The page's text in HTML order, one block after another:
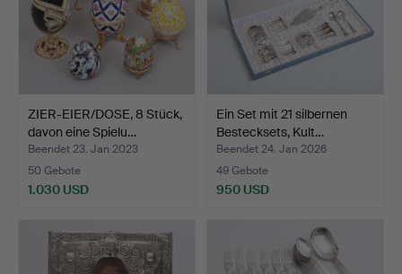
ZIER-EIER/DOSE, 8 Stück,
davon eine Spielu…
Beendet 23. Jan 2023
50 Gebote
1.030 USD
Ein Set mit 21 silbernen
Bestecksets, Kult…
Beendet 24. Jan 2026
49 Gebote
950 USD